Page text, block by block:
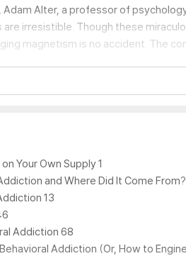
Alter, a professor of
irresistible. Though these
magnetism is no accident. The
addiction, Alter explains
and happiness of our children.
Drunk Tank Pink: And Other
Your Own Supply 1
and Where Did It Come From?
13
Addiction 68
Addiction (Or, How to